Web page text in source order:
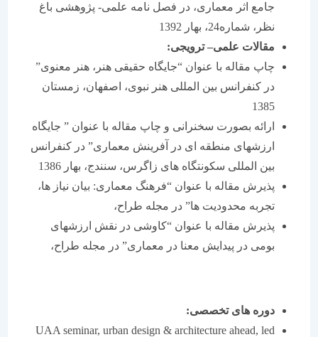
جامع اثر معماری، در فصل نامه علمی- پژوهشی باغ
نظر، شماره24، بهار 1392
مقالات علمی –ترویجی :
چاپ مقاله با عنوان “جایگاه حقیقی هنر، هنر معنوی”
در کنفرانس بین المللی هنر نبوی، اصفهان، زمستان
ارائه بصورت سخنرانی و چاپ مقاله با عنوان ” جایگاه
ارزشهای منطقه ای در آفرینش معماری” در کنفرانس
بین المللی سکونتگاه های زاگرس، سنندج، بهار 1386
پذیرش مقاله با عنوان “فرهنگ معماری: بیان نیاز ها،
تجربه محدودیت ها” در مجله طراح،
پذیرش مقاله با عنوان “کاوشی در نقش ارزشهای
بومی در پیدایش معنا در معماری” در مجله طراح،
دوره های تخصصی:
UAA seminar, urban design & architecture ahead, led